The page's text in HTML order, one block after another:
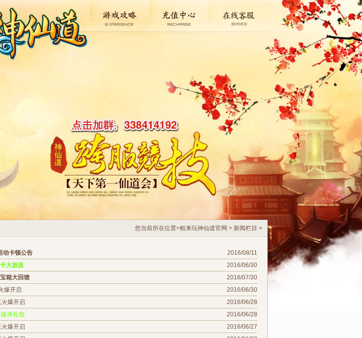
您当前所在位置>粗来玩神仙道官网 > 新闻栏目 >
2016/08/11
动卡顿公告
2016/06/30
大放送
2016/07/30
箱大回馈
2016/06/30
爆开启
2016/06/28
爆开启
2016/06/28
体礼包
2016/06/27
爆开启